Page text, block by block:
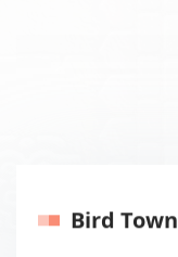
Bird Town